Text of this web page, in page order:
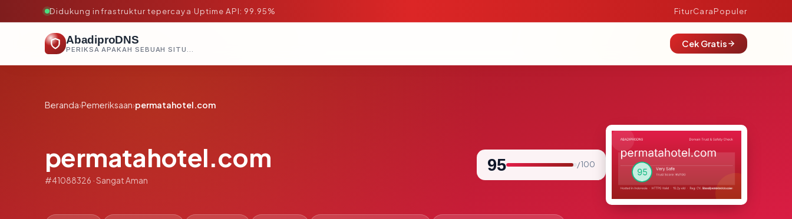
Didukung infrastruktur tepercaya·Uptime API: 99.95% FiturCaraPopuler
AbadiproDNS
PERIKSA APAKAH SEBUAH SITUS AMAN, TEPERCAYA, DAN TERVERIFIKASI DALAM HITUNGAN DETIK.
Cek Gratis
Beranda›Pemeriksaan›permatahotel.com
permatahotel.com
#41088326 · Sangat Aman
95 / 100